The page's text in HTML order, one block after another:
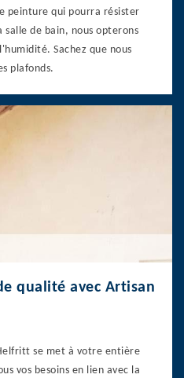
peinture qui pourra résister
de bain, nous opterons
Sachez que nous
plafonds.
qualité avec Artisan
se met à votre entière
vos besoins en lien avec la